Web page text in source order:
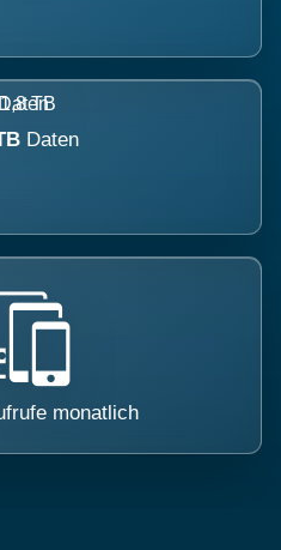
Daten
monatlich